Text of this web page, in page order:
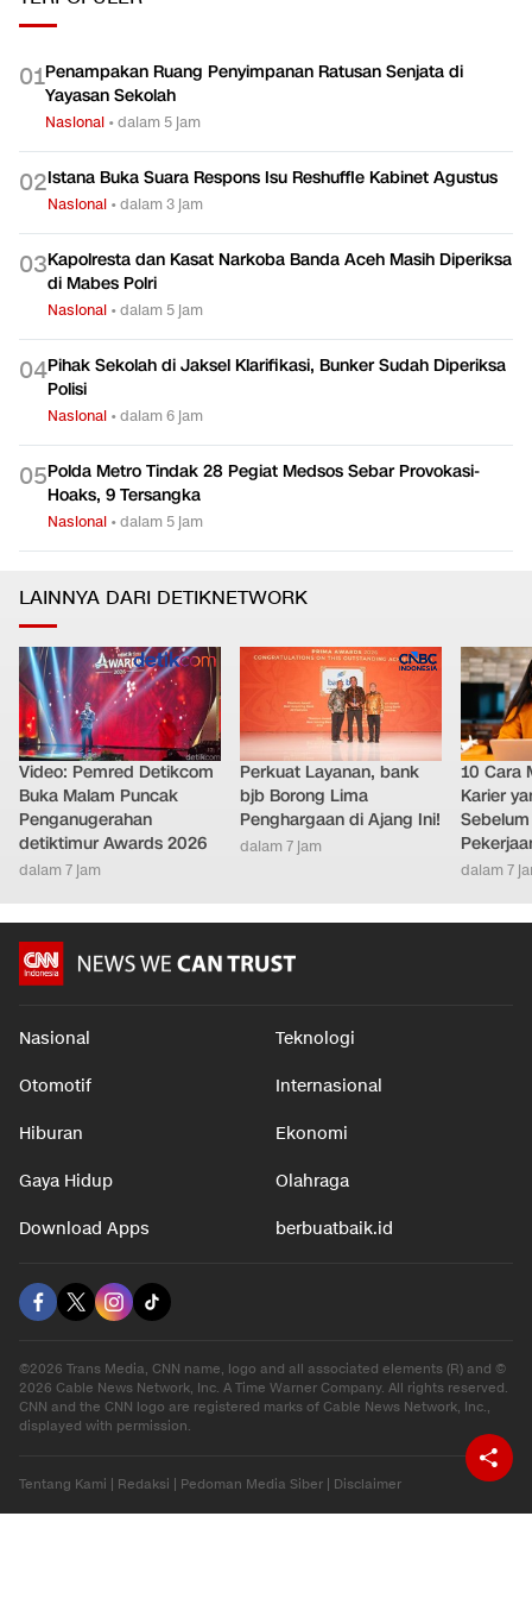
01Penampakan Ruang Penyimpanan Ratusan Senjata di
Yayasan Sekolah
Nasional •dalam 5 jam
02Istana Buka Suara Respons Isu Reshuffle Kabinet Agustus
Nasional •dalam 3 jam
03Kapolresta dan Kasat Narkoba Banda Aceh Masih Diperiksa
di Mabes Polri
Nasional •dalam 5 jam
04Pihak Sekolah di Jaksel Klarifikasi, Bunker Sudah Diperiksa
Polisi
Nasional •dalam 6 jam
05Polda Metro Tindak 28 Pegiat Medsos Sebar Provokasi-
Hoaks, 9 Tersangka
Nasional •dalam 5 jam
LAINNYA DARI DETIKNETWORK
Video: Pemred Detikcom
Buka Malam Puncak
Penganugerahan
detiktimur Awards 2026
dalam 7 jam
Perkuat Layanan, bank
bjb Borong Lima
Penghargaan di Ajang Ini!
dalam 7 jam
10 Cara
Karier
dalam 7
Nasional Teknologi
Otomotif Internasional
Hiburan Ekonomi
Gaya Hidup Olahraga
Download Apps berbuatbaik.id
©2026 Trans Media, CNN name, logo and all associated elements (R) and ©
2026 Cable News Network, Inc. A Time Warner Company. All rights reserved.
CNN and the CNN logo are registered marks of Cable News Network, Inc.,
displayed with permission.
Tentang Kami | Redaksi | Pedoman Media Siber | Disclaimer